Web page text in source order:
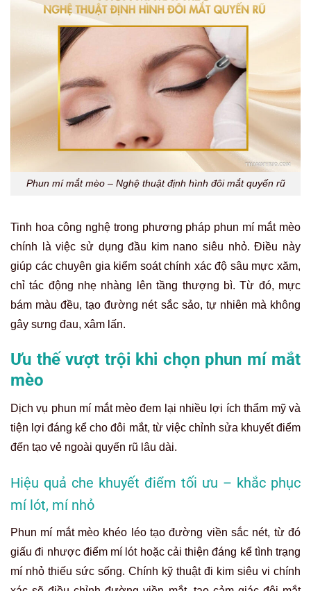
Phun mí mắt mèo – Nghệ thuật định hình đôi mắt quyến rũ
Tinh hoa công nghệ trong phương pháp phun mí mắt mèo
chính là việc sử dụng đầu kim nano siêu nhỏ. Điều này
giúp các chuyên gia kiểm soát chính xác độ sâu mực xăm,
chỉ tác động nhẹ nhàng lên tầng thượng bì. Từ đó, mực
bám màu đều, tạo đường nét sắc sảo, tự nhiên mà không
gây sưng đau, xâm lấn.
Ưu thế vượt trội khi chọn phun mí mắt
mèo
Dịch vụ phun mí mắt mèo đem lại nhiều lợi ích thẩm mỹ và
tiện lợi đáng kể cho đôi mắt, từ việc chỉnh sửa khuyết điểm
đến tạo vẻ ngoài quyến rũ lâu dài.
Hiệu quả che khuyết điểm tối ưu – khắc phục
mí lót, mí nhỏ
Phun mí mắt mèo khéo léo tạo đường viền sắc nét, từ đó
giấu đi nhược điểm mí lót hoặc cải thiện đáng kể tình trạng
mí nhỏ thiếu sức sống. Chính kỹ thuật đi kim siêu vi chính